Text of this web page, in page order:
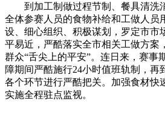
到加工制做过程节制、餐具清洗
全体参赛人员的食物补给和工做人员
设、细心组织、积极谋划，罗定市市
平易近，严酷落实全市相关工做方案
群众“舌尖上的平安”。连日来，赛事
障期间严酷施行24小时值班轨制，再
各个环节进行严酷把关。加强食材快
实施全程驻点监视。